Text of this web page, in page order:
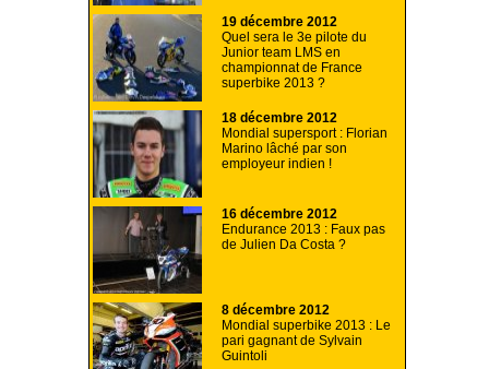
19 décembre 2012
Quel sera le 3e pilote du
Junior team LMS en
championnat de France
superbike 2013 ?
18 décembre 2012
Mondial supersport : Florian
Marino lâché par son
employeur indien !
16 décembre 2012
Endurance 2013 : Faux pas
de Julien Da Costa ?
8 décembre 2012
Mondial superbike 2013 : Le
pari gagnant de Sylvain
Guintoli